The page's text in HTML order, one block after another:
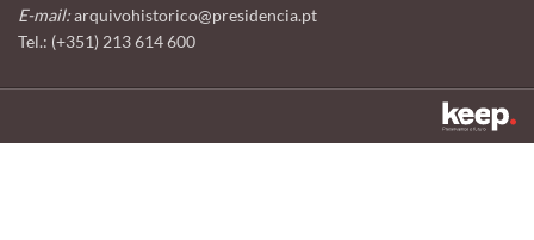
E-mail:arquivohistorico@presidencia.pt
Tel.: (+351) 213 614 600